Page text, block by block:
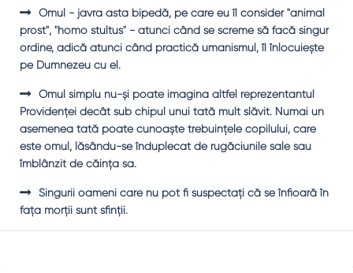
Omul - javra asta bipedă, pe care eu îl consider "animal
prost", "homo stultus" - atunci când se screme să facă singur
ordine, adică atunci când practică umanismul, îl înlocuieşte
pe Dumnezeu cu el.
Omul simplu nu-şi poate imagina altfel reprezentantul
Providenţei decât sub chipul unui tată mult slăvit. Numai un
asemenea tată poate cunoaşte trebuinţele copilului, care
este omul, lăsându-se înduplecat de rugăciunile sale sau
îmblânzit de căinţa sa.
Singurii oameni care nu pot fi suspectaţi că se înfioară în
faţa morţii sunt sfinţii.